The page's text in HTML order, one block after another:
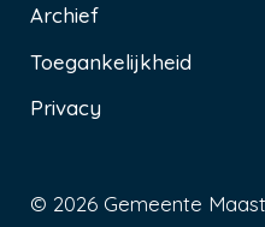
Voet
Archief
Toegankelijkheid
Privacy
© 2026 Gemeente